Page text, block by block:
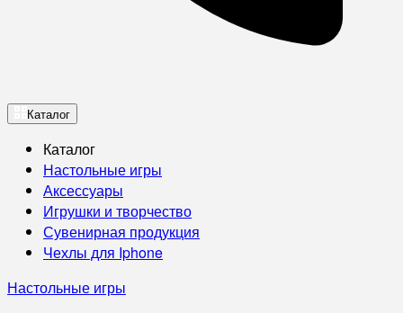
Каталог
Каталог
Настольные игры
Аксессуары
Игрушки и творчество
Сувенирная продукция
Чехлы для Iphone
Настольные игры